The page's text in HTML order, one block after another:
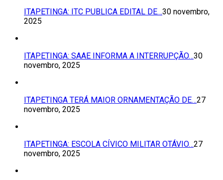
ITAPETINGA: ITC PUBLICA EDITAL DE…30 novembro,
2025
ITAPETINGA: SAAE INFORMA A INTERRUPÇÃO…30
novembro, 2025
ITAPETINGA TERÁ MAIOR ORNAMENTAÇÃO DE…27
novembro, 2025
ITAPETINGA: ESCOLA CÍVICO MILITAR OTÁVIO…27
novembro, 2025